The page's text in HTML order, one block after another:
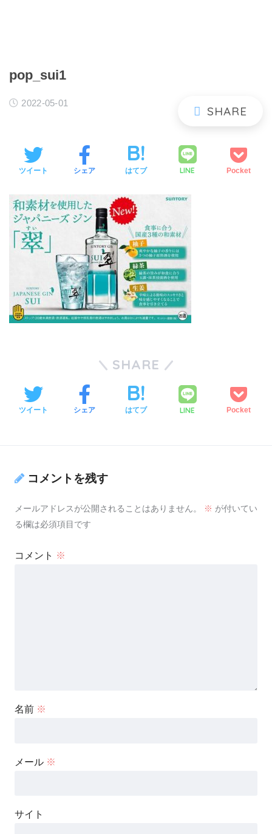
pop_sui1
2022-05-01
ツイート シェア はてブ LINE Pocket
SHARE
ツイート シェア はてブ LINE Pocket
コメントを残す
メールアドレスが公開されることはありません。 ※ が付いてい
る欄は必須項目です
コメント ※
名前 ※
メール ※
サイト